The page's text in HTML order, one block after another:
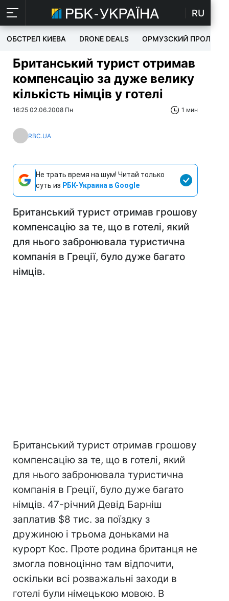
RU
ОБСТРЕЛ КИЕВА DRONE DEALS ОРМУЗСКИЙ ПРОЛИВ
Британський турист отримав
компенсацію за дуже велику
кількість німців у готелі
16:25 02.06.2008 Пн 1 мин
RBC.UA
Не трать время на шум! Читай только
суть из РБК-Украина в Google
Британський турист отримав грошову
компенсацію за те, що в готелі, який
для нього забронювала туристична
компанія в Греції, було дуже багато
німців.
Британський турист отримав грошову
компенсацію за те, що в готелі, який
для нього забронювала туристична
компанія в Греції, було дуже багато
німців. 47-річний Девід Барніш
заплатив $8 тис. за поїздку з
дружиною і трьома доньками на
курорт Кос. Проте родина британця не
змогла повноцінно там відпочити,
оскільки всі розважальні заходи в
готелі були німецькою мовою. В